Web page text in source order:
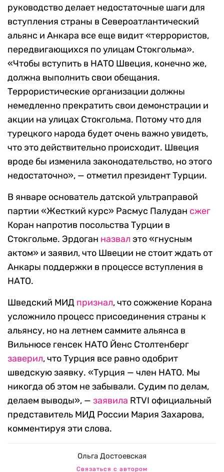
руководство делает недостаточные шаги для
вступления страны в Североатлантический
альянс и Анкара все еще видит «террористов,
передвигающихся по улицам Стокгольма».
«Чтобы вступить в НАТО Швеция, конечно же,
должна выполнить свои обещания.
Террористические организации должны
немедленно прекратить свои демонстрации и
акции на улицах Стокгольма. Потому что для
турецкого народа будет очень важно увидеть,
что это действительно происходит. Швеция
вроде бы изменила законодательство, но этого
недостаточно», — отметил президент Турции.
В январе основатель датской ультраправой
партии «Жесткий курс» Расмус Палудан сжег
Коран напротив посольства Турции в
Стокгольме. Эрдоган назвал это «гнусным
актом» и заявил, что Швеции не стоит ждать от
Анкары поддержки в процессе вступления в
НАТО.
Шведский МИД признал, что сожжение Корана
усложнило процесс присоединения страны к
альянсу, но на летнем саммите альянса в
Вильнюсе генсек НАТО Йенс Столтенберг
заверил, что Турция все равно одобрит
шведскую заявку. «Турция — член НАТО. Мы
никогда об этом не забывали. Судим по делам,
делаем выводы», — заявила RTVI официальный
представитель МИД России Мария Захарова,
комментируя эти слова.
Ольга Достоевская
Связаться с автором